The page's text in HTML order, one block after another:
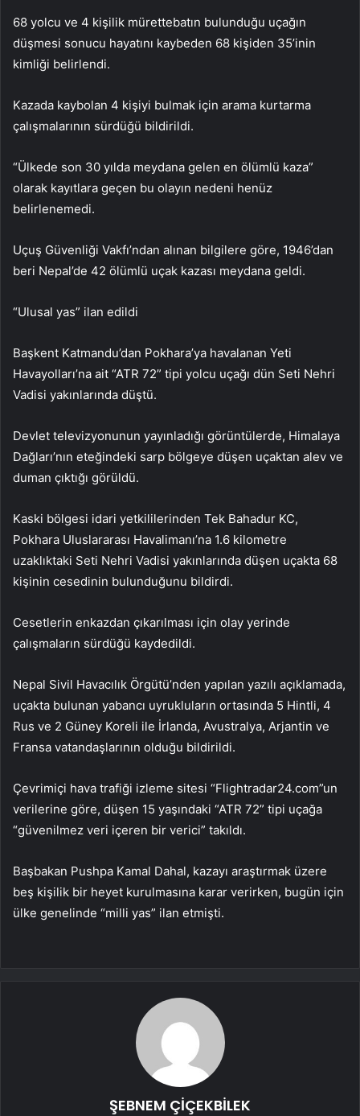
68 yolcu ve 4 kişilik mürettebatın bulunduğu uçağın
düşmesi sonucu hayatını kaybeden 68 kişiden 35’inin
kimliği belirlendi.
Kazada kaybolan 4 kişiyi bulmak için arama kurtarma
çalışmalarının sürdüğü bildirildi.
“Ülkede son 30 yılda meydana gelen en ölümlü kaza”
olarak kayıtlara geçen bu olayın nedeni henüz
belirlenemedi.
Uçuş Güvenliği Vakfı’ndan alınan bilgilere göre, 1946’dan
beri Nepal’de 42 ölümlü uçak kazası meydana geldi.
“Ulusal yas” ilan edildi
Başkent Katmandu’dan Pokhara’ya havalanan Yeti
Havayolları’na ait “ATR 72” tipi yolcu uçağı dün Seti Nehri
Vadisi yakınlarında düştü.
Devlet televizyonunun yayınladığı görüntülerde, Himalaya
Dağları’nın eteğindeki sarp bölgeye düşen uçaktan alev ve
duman çıktığı görüldü.
Kaski bölgesi idari yetkililerinden Tek Bahadur KC,
Pokhara Uluslararası Havalimanı’na 1.6 kilometre
uzaklıktaki Seti Nehri Vadisi yakınlarında düşen uçakta 68
kişinin cesedinin bulunduğunu bildirdi.
Cesetlerin enkazdan çıkarılması için olay yerinde
çalışmaların sürdüğü kaydedildi.
Nepal Sivil Havacılık Örgütü’nden yapılan yazılı açıklamada,
uçakta bulunan yabancı uyrukluların ortasında 5 Hintli, 4
Rus ve 2 Güney Koreli ile İrlanda, Avustralya, Arjantin ve
Fransa vatandaşlarının olduğu bildirildi.
Çevrimiçi hava trafiği izleme sitesi “Flightradar24.com”un
verilerine göre, düşen 15 yaşındaki “ATR 72” tipi uçağa
“güvenilmez veri içeren bir verici” takıldı.
Başbakan Pushpa Kamal Dahal, kazayı araştırmak üzere
beş kişilik bir heyet kurulmasına karar verirken, bugün için
ülke genelinde “milli yas” ilan etmişti.
ŞEBNEM ÇİÇEKBİLEK